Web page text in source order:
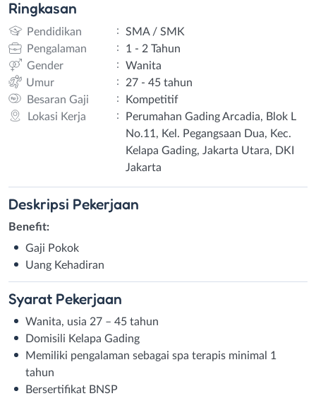
Ringkasan
Pendidikan :
SMA / SMK
Pengalaman
:
1 - 2 Tahun
Gender
:
Wanita
Umur
:
27 - 45 tahun
Besaran Gaji
:
Kompetitif
Lokasi Kerja
:
Perumahan Gading Arcadia, Blok L
No.11, Kel. Pegangsaan Dua, Kec.
Kelapa Gading, Jakarta Utara, DKI
Jakarta
Deskripsi Pekerjaan
Benefit:
Gaji Pokok
Uang Kehadiran
Syarat Pekerjaan
Wanita, usia 27 – 45 tahun
Domisili Kelapa Gading
Memiliki pengalaman sebagai spa terapis minimal 1
tahun
Bersertifikat BNSP